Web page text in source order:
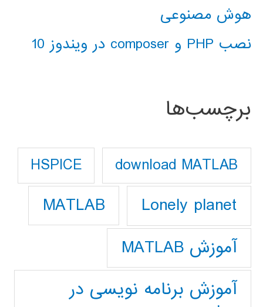
هوش مصنوعی
نصب PHP و composer در ویندوز 10
برچسب‌ها
download MATLAB
HSPICE
Lonely planet
MATLAB
آموزش MATLAB
آموزش برنامه نویسی در